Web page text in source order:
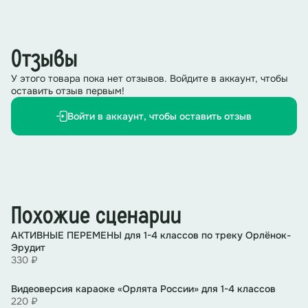
будущему нашей страны, проходит в рамках
программы Всероссийского общественного движения
детей и молодежи «Движение Первых» – «Мы –
граждане России!».
Ведущий 2:Движение Первых открывает новые
Знаменная группа вносит флаг.
Ведущий 2: Равнение на Государственный флаг
Государственный Гимн Российский Федерации!
Отзывы
У этого товара пока нет отзывов. Войдите в аккаунт, чтобы
оставить отзыв первым!
Войти в аккаунт, чтобы оставить отзыв
Похожие сценарии
АКТИВНЫЕ ПЕРЕМЕНЫ для 1-4 классов по треку Орлёнок-
Эрудит
330 ₽
Видеоверсия караоке «Орлята России» для 1-4 классов
220 ₽